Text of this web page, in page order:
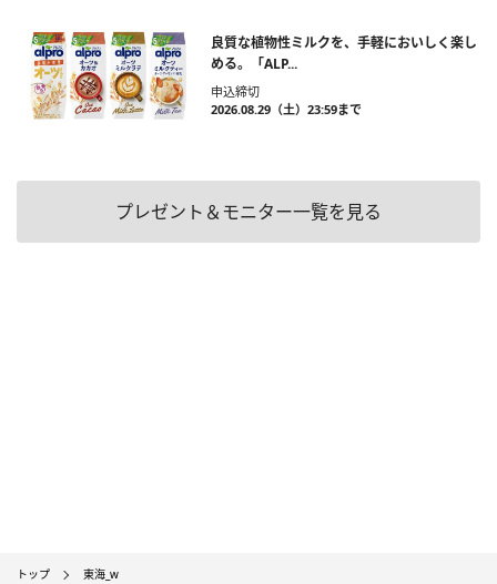
良質な植物性ミルクを、手軽においしく楽し
める。「ALP...
申込締切
2026.08.29（土）23:59まで
プレゼント＆モニター一覧を見る
トップ 東海_w